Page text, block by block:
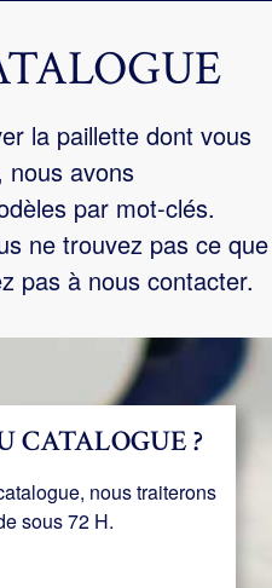
la paillette dont vous
nous avons
par mot-clés.
ne trouvez pas ce que
pas à nous contacter.
CATALOGUE ?
nous traiterons
sous 72 H.